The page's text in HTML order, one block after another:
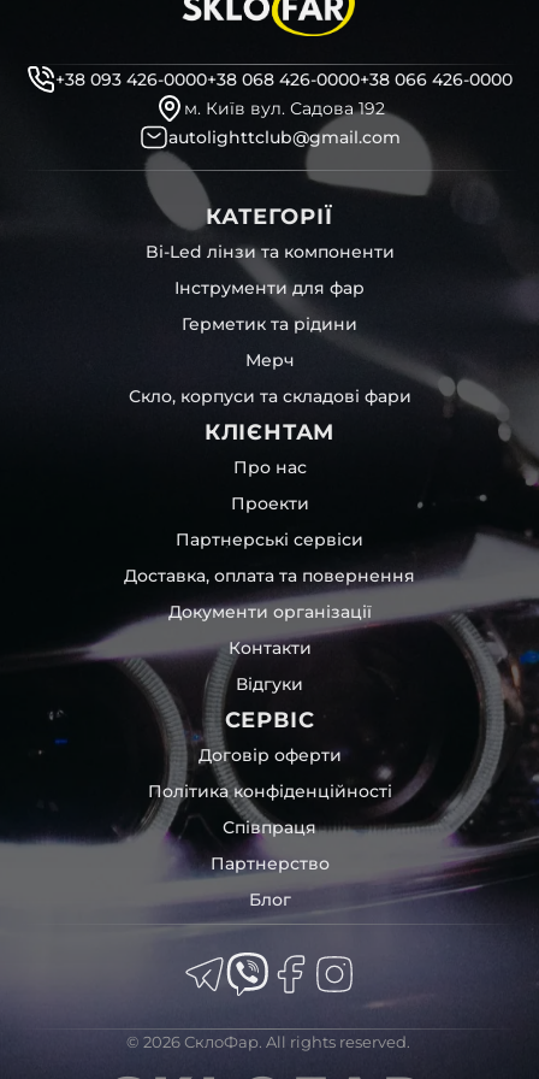
декоративні маски
професійні інструменти для розбору фари
бутиловий герметик для збору фари
рідини для розбирання фари
і також для автомобілів
MAN , Dodge ,Nissan,Alfa Romeo
та інших, які будуть на 100 % сумісними із оригінальною
фарою вашої моделі авто.
Фотографії скла і корпусів, розміщені на сайті –
автентичні та унікальні. Зроблені за допомогою
професійного обладнання у нашому офісі та оптовому
складі в Києві. З метою захисту від недозволеного
копіювання – на всіх фотографіях розміщений водяний
знак із нашим логотипом – для швидкої ідентифікації.
Без письмового дозволу заборонено використовувати
будь-які фотографії з нашого веб-сайту.
Можна придбати окремо як одне скло чи корпус,
так і пару чи комплект. Кожну одиницю товару наші
співробітники на складі ретельно перевіряють та
дбайливо запаковують спочатку у декілька шарів
захисної стрейч-плівки, потім у додаткову плівку з
повітрям – і все це повноцінно захищає скло фари під
час перевезення та цілком прибирає вірогідність
пошкодження товару внаслідок механічних впливів під
час транспортування поштою.
Детальніше про доставку…
Комплектація товару виробника та зовнішній вигляд
товару можуть відрізнятися від фотографій,
представлених на сайті.
Якщо ви шукаєте такі послуги, як заміна скла фари,
розпакування та перепакування фар, відновлення та
ремонт фар, заміна лінз Xenon LED BI-LED, ремонт скла,
корпусу та кріплення фари, налаштування світла,
коригування, діагностика та полірування фари, наші
партнерські сервіси готові надати допомогу по всій
тисячі задоволених клієнтів. Розмаїття вибору, постійна
наявність на складі, свіжі поступлення, доступна ціна,
Із часом передня фара BMW може мати такі проблеми:
+38 093 426-0000+38 068 426-0000+38 066 426-0000
м. Київ вул. Садова 192
autolighttclub@gmail.com
КАТЕГОРІЇ
Bi-Led лінзи та компоненти
Інструменти для фар
Герметик та рідини
Мерч
Скло, корпуси та складові фари
КЛІЄНТАМ
Про нас
Проекти
Партнерські сервіси
Доставка, оплата та повернення
Документи організації
Контакти
Відгуки
СЕРВІС
Договір оферти
Політика конфіденційності
Співпраця
Партнерство
Блог
© 2026 СклоФар. All rights reserved.